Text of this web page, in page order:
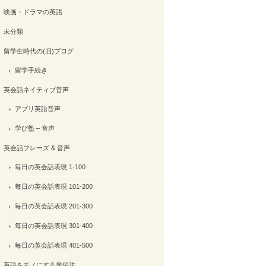
映画・ドラマの英語
未分類
留学生時代の(旧)ブログ
留学手続き
英会話ネイティブ音声
アプリ英語音声
学び塾 – 音声
英会話フレーズ & 音声
毎日の英会話表現 1-100
毎日の英会話表現 101-200
毎日の英会話表現 201-300
毎日の英会話表現 301-400
毎日の英会話表現 401-500